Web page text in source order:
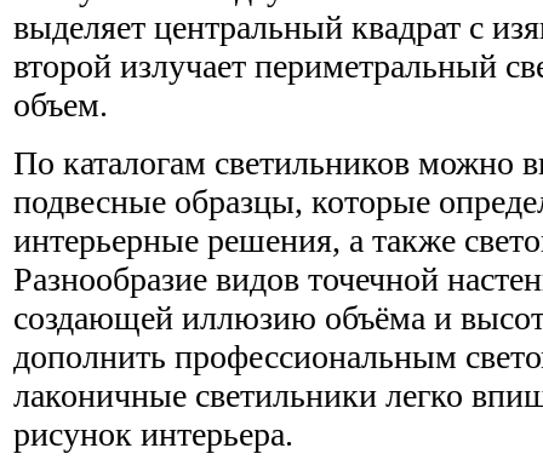
выделяет центральный квадрат с
второй излучает периметральный
объем.
По каталогам светильников можно
подвесные образцы, которые
интерьерные решения, а также
Разнообразие видов точечной
создающей иллюзию объёма и
дополнить профессиональным
лаконичные светильники легко
рисунок интерьера.